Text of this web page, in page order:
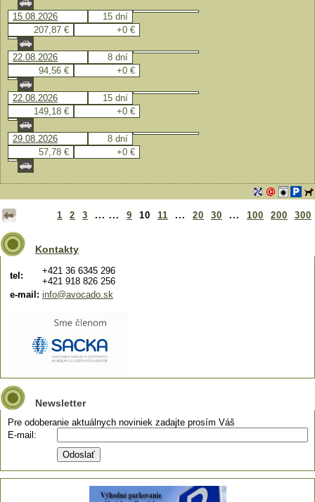
15.08.2026
15 dní
207,87 €
+0 €
22.08.2026
8 dní
94,56 €
+0 €
22.08.2026
15 dní
149,18 €
+0 €
29.08.2026
8 dní
57,78 €
+0 €
1 2 3 ... ... 9 10 11 ... 20 30 ... 100 200 300
Kontakty
tel:
+421 36 6345 296
+421 918 826 256
e-mail: info@avocado.sk
Newsletter
Pre odoberanie aktuálnych noviniek zadajte prosím Váš
E-mail: